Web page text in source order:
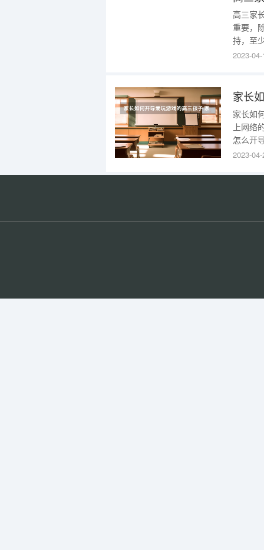
高三家
重要，
持，至
下面整
子。安
2023-
家长如
上网络
怎么开
的高三
自制力
2023-